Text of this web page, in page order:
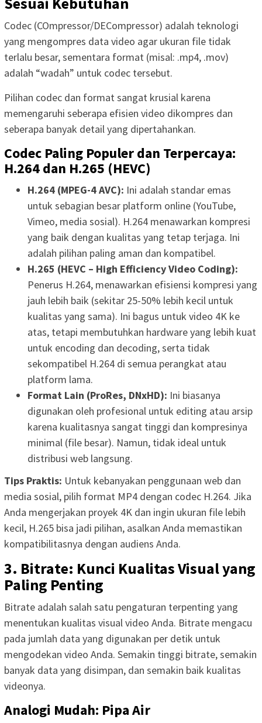
Codec (COmpressor/DECompressor) adalah teknologi
yang mengompres data video agar ukuran file tidak
terlalu besar, sementara format (misal: .mp4, .mov)
adalah “wadah” untuk codec tersebut.
Pilihan codec dan format sangat krusial karena
memengaruhi seberapa efisien video dikompres dan
seberapa banyak detail yang dipertahankan.
Codec Paling Populer dan Terpercaya:
H.264 dan H.265 (HEVC)
H.264 (MPEG-4 AVC): Ini adalah standar emas
untuk sebagian besar platform online (YouTube,
Vimeo, media sosial). H.264 menawarkan kompresi
yang baik dengan kualitas yang tetap terjaga. Ini
adalah pilihan paling aman dan kompatibel.
H.265 (HEVC – High Efficiency Video Coding):
Penerus H.264, menawarkan efisiensi kompresi yang
jauh lebih baik (sekitar 25-50% lebih kecil untuk
kualitas yang sama). Ini bagus untuk video 4K ke
atas, tetapi membutuhkan hardware yang lebih kuat
untuk encoding dan decoding, serta tidak
sekompatibel H.264 di semua perangkat atau
platform lama.
Format Lain (ProRes, DNxHD): Ini biasanya
digunakan oleh profesional untuk editing atau arsip
karena kualitasnya sangat tinggi dan kompresinya
minimal (file besar). Namun, tidak ideal untuk
distribusi web langsung.
Tips Praktis: Untuk kebanyakan penggunaan web dan
media sosial, pilih format MP4 dengan codec H.264. Jika
Anda mengerjakan proyek 4K dan ingin ukuran file lebih
kecil, H.265 bisa jadi pilihan, asalkan Anda memastikan
kompatibilitasnya dengan audiens Anda.
3. Bitrate: Kunci Kualitas Visual yang
Paling Penting
Bitrate adalah salah satu pengaturan terpenting yang
menentukan kualitas visual video Anda. Bitrate mengacu
pada jumlah data yang digunakan per detik untuk
mengodekan video Anda. Semakin tinggi bitrate, semakin
banyak data yang disimpan, dan semakin baik kualitas
videonya.
Analogi Mudah: Pipa Air